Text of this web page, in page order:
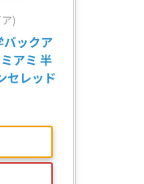
)
バックア
アミ 半
セレッド